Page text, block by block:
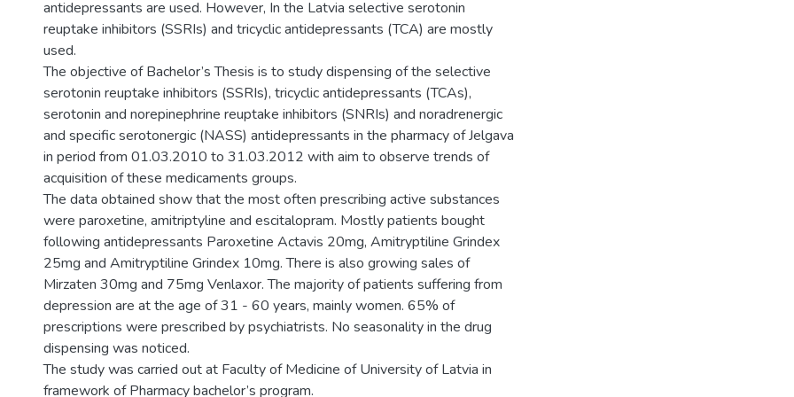
antidepressants are used. However, In the Latvia selective serotonin
reuptake inhibitors (SSRIs) and tricyclic antidepressants (TCA) are mostly
used.
The objective of Bachelor’s Thesis is to study dispensing of the selective
serotonin reuptake inhibitors (SSRIs), tricyclic antidepressants (TCAs),
serotonin and norepinephrine reuptake inhibitors (SNRIs) and noradrenergic
and specific serotonergic (NASS) antidepressants in the pharmacy of Jelgava
in period from 01.03.2010 to 31.03.2012 with aim to observe trends of
acquisition of these medicaments groups.
The data obtained show that the most often prescribing active substances
were paroxetine, amitriptyline and escitalopram. Mostly patients bought
following antidepressants Paroxetine Actavis 20mg, Amitryptiline Grindex
25mg and Amitryptiline Grindex 10mg. There is also growing sales of
Mirzaten 30mg and 75mg Venlaxor. The majority of patients suffering from
depression are at the age of 31 - 60 years, mainly women. 65% of
prescriptions were prescribed by psychiatrists. No seasonality in the drug
dispensing was noticed.
The study was carried out at Faculty of Medicine of University of Latvia in
framework of Pharmacy bachelor’s program.